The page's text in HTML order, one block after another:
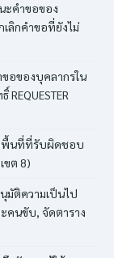
ะคำขอของ
เลิกคำขอที่ยังไม่
อของบุคลากรใน
REQUESTER
พื้นที่ที่รับผิดชอบ
ขต 8)
มัติความเป็นไป
คนขับ, จัดตาราง